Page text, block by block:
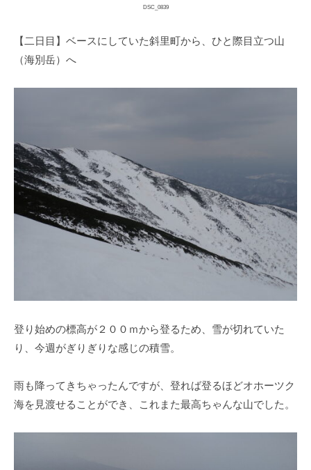
DSC_0839
【二日目】ベースにしていた斜里町から、ひと際目立つ山
（海別岳）へ
登り始めの標高が２００ｍから登るため、雪が切れていた
り、今週がぎりぎりな感じの積雪。
雨も降ってきちゃったんですが、登れば登るほどオホーツク
海を見渡せることができ、これまた最高ちゃんな山でした。